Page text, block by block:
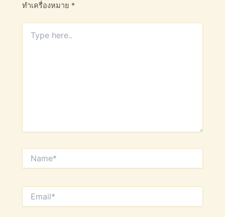
ทำเครื่องหมาย *
here..